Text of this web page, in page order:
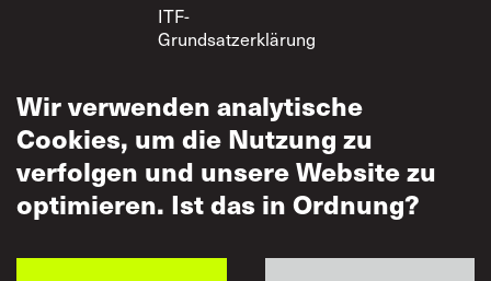
ITF-
Grundsatzerklärung
Wir verwenden analytische
Cookies, um die Nutzung zu
verfolgen und unsere Website zu
optimieren. Ist das in Ordnung?